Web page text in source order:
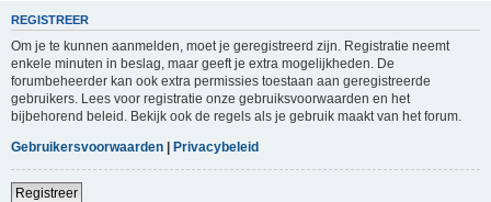
REGISTREER
Om je te kunnen aanmelden, moet je geregistreerd zijn. Registratie neemt
enkele minuten in beslag, maar geeft je extra mogelijkheden. De
forumbeheerder kan ook extra permissies toestaan aan geregistreerde
gebruikers. Lees voor registratie onze gebruiksvoorwaarden en het
bijbehorend beleid. Bekijk ook de regels als je gebruik maakt van het forum.
Gebruikersvoorwaarden | Privacybeleid
Registreer